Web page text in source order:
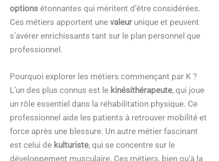
options étonnantes qui méritent d’être considérées.
Ces métiers apportent une valeurunique et peuvent
s’avérer enrichissants tant sur le plan personnel que
professionnel.
Pourquoi explorer les métiers commençant par K ?
L’un des plus connus est le kinésithérapeute, qui joue
un rôle essentiel dans la réhabilitation physique. Ce
professionnel aide les patients à retrouver mobilité et
force après une blessure. Un autre métier fascinant
est celui de kulturiste, qui se concentre sur le
développement musculaire. Ces métiers, bien qu’à la